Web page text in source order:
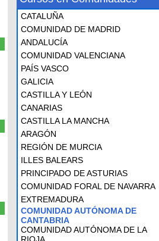
CATALUÑA
COMUNIDAD DE MADRID
ANDALUCÍA
COMUNIDAD VALENCIANA
PAÍS VASCO
GALICIA
CASTILLA Y LEÓN
CANARIAS
CASTILLA LA MANCHA
ARAGÓN
REGIÓN DE MURCIA
ILLES BALEARS
PRINCIPADO DE ASTURIAS
COMUNIDAD FORAL DE NAVARRA
EXTREMADURA
COMUNIDAD AUTÓNOMA DE
CANTABRIA
COMUNIDAD AUTÓNOMA DE LA